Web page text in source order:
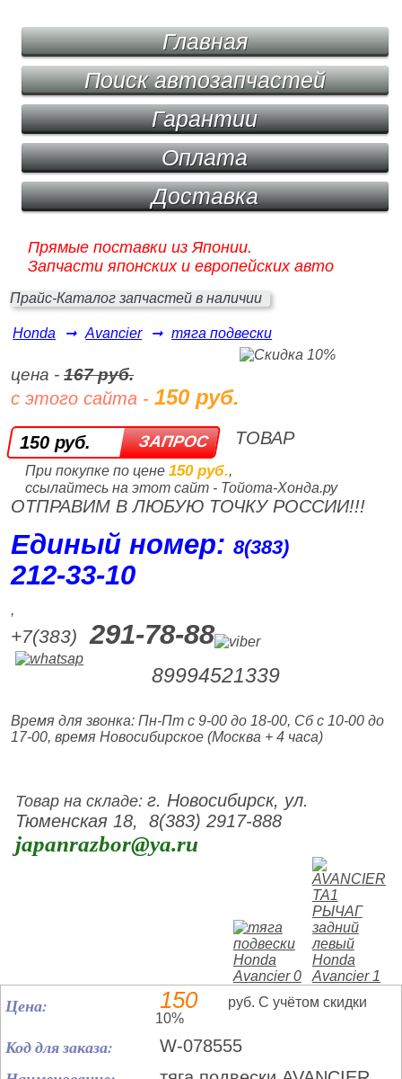
Главная
Поиск автозапчастей
Гарантии
Оплата
Доставка
Прямые поставки из Японии.
Запчасти японских и европейских авто
Прайс-Каталог запчастей в наличии
Honda ➞ Avancier ➞ тяга подвески
цена -167 руб.
с этого сайта -150 руб.
150 руб.
При покупке по цене 150 руб.,
ссылайтесь на этот сайт - Тойота-Хонда.ру
ТОВАР
ОТПРАВИМ В ЛЮБУЮ ТОЧКУ РОССИИ!!!
Единый номер:8(383)
212‑33‑10
,
+7(383) 291-78-88
89994521339
Время для звонка: Пн-Пт с 9-00 до 18-00, Сб с 10-00 до
17-00, время Новосибирское (Москва + 4 часа)
Товар на складе:г. Новосибирск, ул.
Тюменская 18, 8(383) 2917-888
japanrazbor@ya.ru
Цена: 150
руб. С учётом скидки
10%
Код для заказа: W-078555